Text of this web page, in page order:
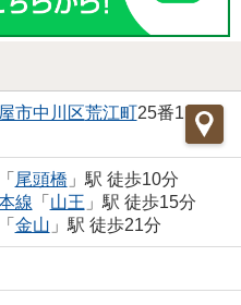
市中川区荒江町25番1
「 尾頭橋 」駅 徒歩10分
線 「 山王 」駅 徒歩15分
「 金山 」駅 徒歩21分